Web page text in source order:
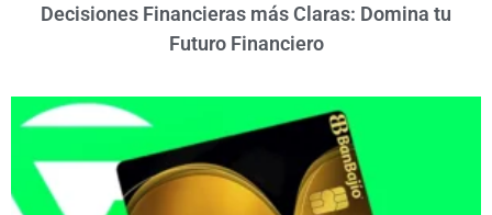
Decisiones Financieras más Claras: Domina tu
Futuro Financiero